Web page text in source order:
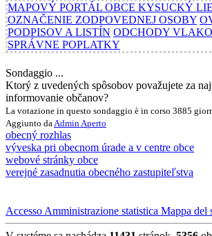
MAPOVÝ PORTÁL OBCE KYSUCKÝ
OZNAČENIE ZODPOVEDNEJ OSOBY
PODPISOV A LISTÍN ODCHODY
SPRÁVNE POPLATKY
Sondaggio ...
Ktorý z uvedených spôsobov považujete za
informovanie občanov?
La votazione in questo sondaggio è in corso 3885
Aggiunto da Admin Aperto
obecný rozhlas
výveska pri obecnom úrade a v centre obce
webové stránky obce
verejné zasadnutia obecného zastupiteľstva
Accesso Amministrazione statistica Mappa del